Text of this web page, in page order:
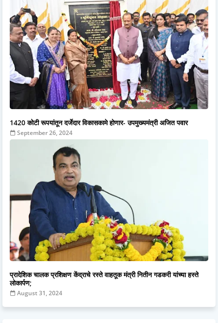
1420 कोटी रूपयांतून दर्जेदार विकासकामे होणार- उपमुख्यमंत्री अजित पवार
September 26, 2024
प्रादेशिक चालक प्रशिक्षण केंद्राचे रस्ते वाहतूक मंत्री नितीन गडकरी यांच्या हस्ते
लोकार्पण;
August 31, 2024